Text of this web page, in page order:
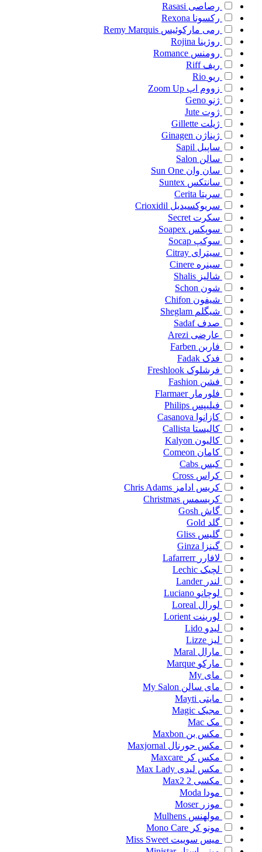
رصاصی Rasasi
رکسونا Rexona
رمی مارکوئیس Remy Marquis
روژینا Rojina
رومنس Romance
ریف Riff
ریو Rio
زووم اپ Zoom Up
ژنو Geno
ژوت Jute
ژیلت Gillette
ژیناژن Ginagen
ساپیل Sapil
سالن Salon
سان وان Sun One
سانتکس Suntex
سریتا Cerita
سریوکسیدیل Crioxidil
سکرت Secret
سوپکس Soapex
سوکپ Socap
سیترای Citray
سینره Cinere
شالیز Shalis
شون Schon
شیفون Chifon
شیگلم Sheglam
صدف Sadaf
عارضی Arezi
فاربن Farben
فدک Fadak
فرشلوک Freshlook
فشن Fashion
فلورمار Flarmaer
فیلیپس Philips
کازانوا Casanova
کالیستا Callista
کالیون Kalyon
کامان Comeon
کبس Cabs
کراس Cross
کریس ادامز Chris Adams
کریسمس Christmas
گاش Gosh
گلد Gold
گلیس Gliss
گینزا
Ginza
لافارر Lafarrerr
لچیک Lechic
لندر Lander
لوچانو Luciano
لورال Loreal
لورینت Lorient
لیدو Lido
لیز Lizze
مارال Maral
مارکو Marque
مای My
مای سالن My Salon
مایتی Mayti
مجیک Magic
مک Mac
مکس بن Maxbon
مکس جورنال Maxjornal
مکس کر Maxcare
مکس لیدی Max Lady
مکسی 2
Max2
مودا Moda
موزر Moser
مولهنس Mulhens
مونو کر Mono Care
میس سوییت Miss Sweet